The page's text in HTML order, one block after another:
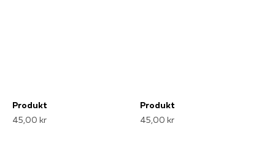
Produkt
45,00 kr
Produkt
45,00 kr